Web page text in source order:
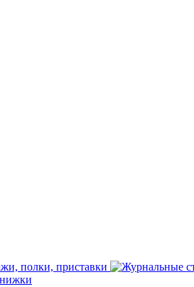
полки, приставки